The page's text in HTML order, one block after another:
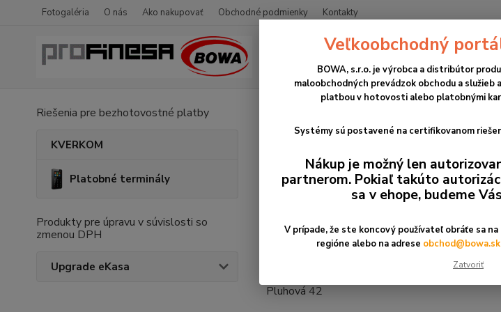
Fotogaléria O nás Ako nakupovať Obchodné podmienky Kontakty
Riešenia pre bezhotovostné platby
KVERKOM
Platobné terminály
Produkty pre úpravu v súvislosti so
zmenou DPH
Upgrade eKasa
Kontaktné údaje
BOWA. s.r.o.
tel: +421 2 2090 6911
obchod@bowa.sk
Pluhová 42
Veľkoobchodný
BOWA, s.r.o. je výrobca a distribútor
maloobchodných prevádzok obchodu a služieb
platbou v hotovosti alebo platobnými
Systémy sú postavené na certifikovanom
Nákup je možný len
partnerom. Pokiaľ takúto
sa v ehope, budeme
V prípade, že ste koncový používateľ obráťe sa
regióne alebo na adrese obchod@bowa.sk
Zatvoriť